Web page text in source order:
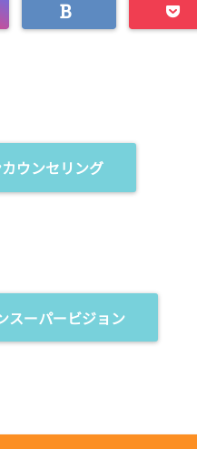
ウンセリング
スーパービジョン